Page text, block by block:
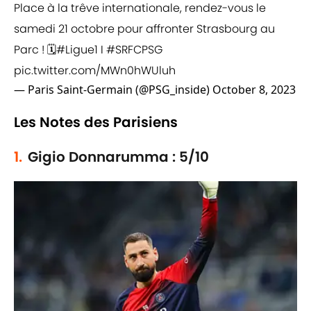
Place à la trêve internationale, rendez-vous le
samedi 21 octobre pour affronter Strasbourg au
Parc ! 🗓️#Ligue1 I #SRFCPSG
pic.twitter.com/MWn0hWUluh
— Paris Saint-Germain (@PSG_inside) October 8, 2023
Les Notes des Parisiens
1. Gigio Donnarumma : 5/10